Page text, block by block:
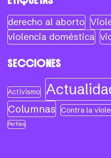
derecho al aborto
violencia doméstica
SECCIONES
Activismo
Columnas Contra la
Perfiles